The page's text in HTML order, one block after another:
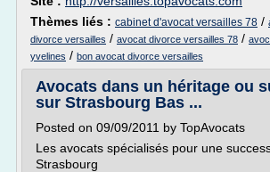
Thèmes liés : cabinet d'avocat versailles 78 /
divorce versailles / avocat divorce versailles 78 /
yvelines / bon avocat divorce versailles
Avocats dans un héritage ou
sur Strasbourg Bas ...
Posted on 09/09/2011 by TopAvocats
Les avocats spécialisés pour une
Strasbourg